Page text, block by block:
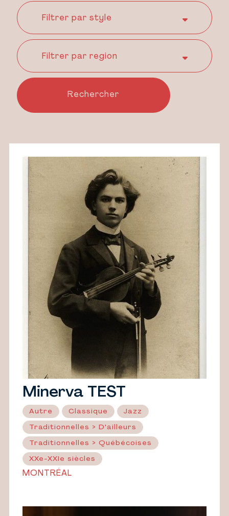
Minerva TEST
Autre Classique Jazz
Traditionnelles > D'ailleurs
Traditionnelles > Québécoises
XXe-XXIe siècles
MONTRÉAL